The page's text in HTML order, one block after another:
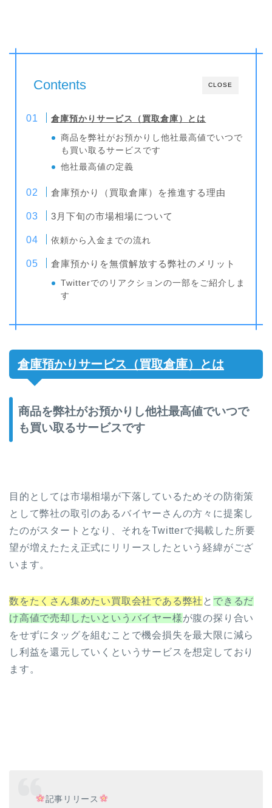
CLOSE
Contents
倉庫預かりサービス（買取倉庫）とは
商品を弊社がお預かりし他社最高値でいつで
も買い取るサービスです
他社最高値の定義
倉庫預かり（買取倉庫）を推進する理由
3月下旬の市場相場について
依頼から入金までの流れ
倉庫預かりを無償解放する弊社のメリット
Twitterでのリアクションの一部をご紹介しま
す
倉庫預かりサービス（買取倉庫）とは
商品を弊社がお預かりし他社最高値でいつで
も買い取るサービスです
目的としては市場相場が下落しているためその防衛策
として弊社の取引のあるバイヤーさんの方々に提案し
たのがスタートとなり、それをTwitterで掲載した所要
望が増えたたえ正式にリリースしたという経緯がござ
います。
数をたくさん集めたい買取会社である弊社 と できるだ
け高値で売却したいというバイヤー様が腹の探り合い
をせずにタッグを組むことで機会損失を最大限に減ら
し利益を還元していくというサービスを想定しており
ます。
記事リリース